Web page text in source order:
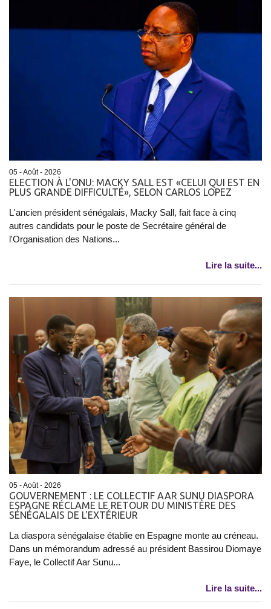
05 - Août - 2026
ELECTION À L'ONU: MACKY SALL EST «CELUI QUI EST EN
PLUS GRANDE DIFFICULTÉ», SELON CARLOS LOPEZ
L'ancien président sénégalais, Macky Sall, fait face à cinq
autres candidats pour le poste de Secrétaire général de
l'Organisation des Nations...
Lire la suite...
05 - Août - 2026
GOUVERNEMENT : LE COLLECTIF AAR SUNU DIASPORA
ESPAGNE RÉCLAME LE RETOUR DU MINISTÈRE DES
SÉNÉGALAIS DE L'EXTÉRIEUR
La diaspora sénégalaise établie en Espagne monte au créneau.
Dans un mémorandum adressé au président Bassirou Diomaye
Faye, le Collectif Aar Sunu...
Lire la suite...